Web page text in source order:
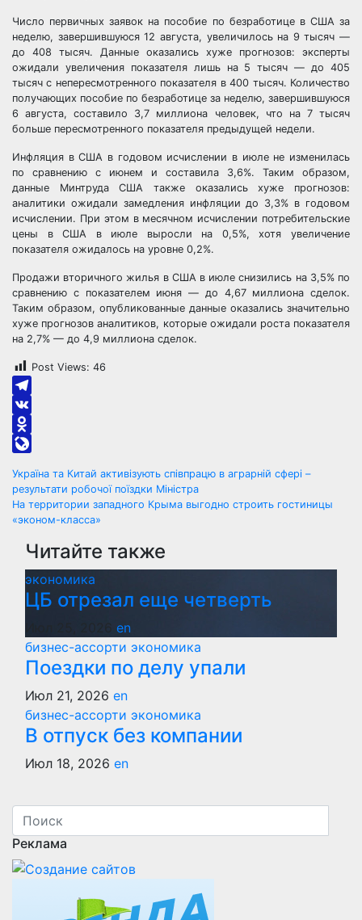
Число первичных заявок на пособие по безработице в США за
неделю, завершившуюся 12 августа, увеличилось на 9 тысяч —
до 408 тысяч. Данные оказались хуже прогнозов: эксперты
ожидали увеличения показателя лишь на 5 тысяч — до 405
тысяч с непересмотренного показателя в 400 тысяч. Количество
получающих пособие по безработице за неделю, завершившуюся
6 августа, составило 3,7 миллиона человек, что на 7 тысяч
больше пересмотренного показателя предыдущей недели.
Инфляция в США в годовом исчислении в июле не изменилась
по сравнению с июнем и составила 3,6%. Таким образом,
данные Минтруда США также оказались хуже прогнозов:
аналитики ожидали замедления инфляции до 3,3% в годовом
исчислении. При этом в месячном исчислении потребительские
цены в США в июле выросли на 0,5%, хотя увеличение
показателя ожидалось на уровне 0,2%.
Продажи вторичного жилья в США в июле снизились на 3,5% по
сравнению с показателем июня — до 4,67 миллиона сделок.
Таким образом, опубликованные данные оказались значительно
хуже прогнозов аналитиков, которые ожидали роста показателя
на 2,7% — до 4,9 миллиона сделок.
Post Views: 46
Telegram
VK
Odnoklassniki
Навигация
по
записям
Україна та Китай активізують співпрацю в аграрній сфері –
результати робочої поїздки Міністра
На территории западного Крыма выгодно строить гостиницы
«эконом-класса»
Читайте также
экономика
ЦБ отрезал еще четверть
en
бизнес-ассорти экономика
Поездки по делу упали
Июл 21, 2026 en
бизнес-ассорти экономика
В отпуск без компании
Июл 18, 2026 en
Реклама